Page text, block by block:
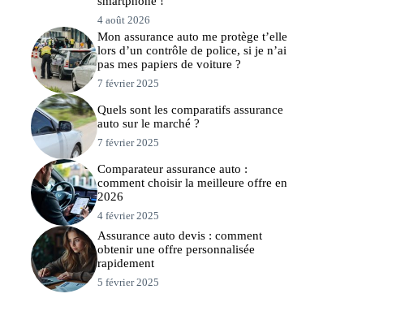
4 août 2026
Mon assurance auto me protège t’elle
lors d’un contrôle de police, si je n’ai
pas mes papiers de voiture ?
7 février 2025
Quels sont les comparatifs assurance
auto sur le marché ?
7 février 2025
Comparateur assurance auto :
comment choisir la meilleure offre en
2026
4 février 2025
Assurance auto devis : comment
obtenir une offre personnalisée
rapidement
5 février 2025